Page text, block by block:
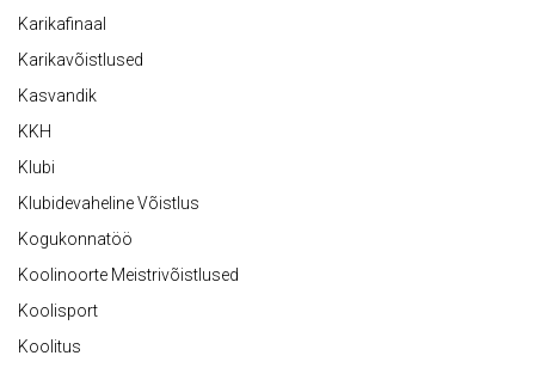
Karikafinaal
Karikavõistlused
Kasvandik
KKH
Klubi
Klubidevaheline Võistlus
Kogukonnatöö
Koolinoorte Meistrivõistlused
Koolisport
Koolitus